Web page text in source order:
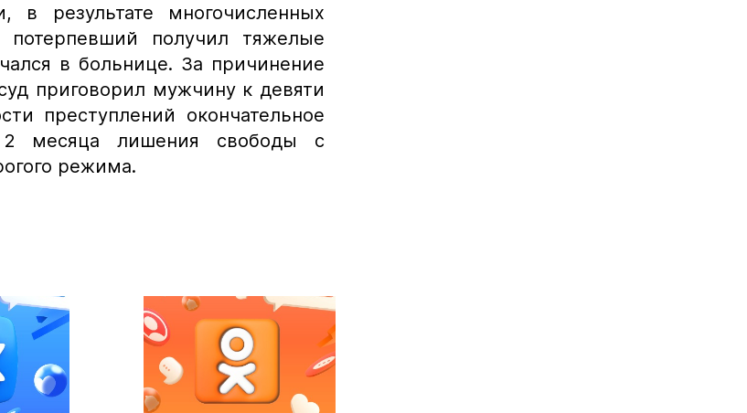
в результате многочисленных
получил тяжелые
в больнице. За причинение
приговорил мужчину к девяти
преступлений окончательное
2 месяца лишения свободы с
режима.